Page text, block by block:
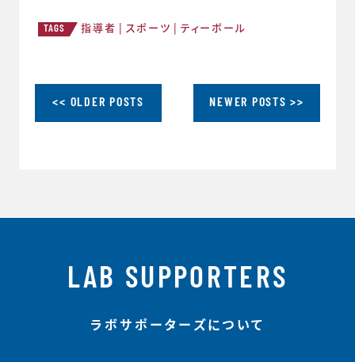
TAGS 指導者 スポーツ ティーボール
NEWER POSTS >>
<< OLDER POSTS
LAB SUPPORTERS
ラボサポーターズについて